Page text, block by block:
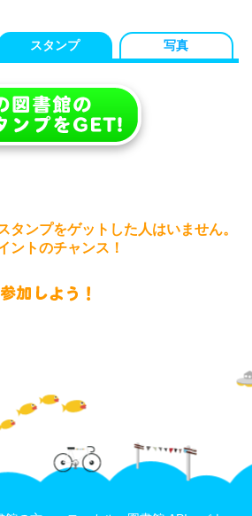
スタンプ 写真
タンプをゲットした人はいません。
ントのチャンス！